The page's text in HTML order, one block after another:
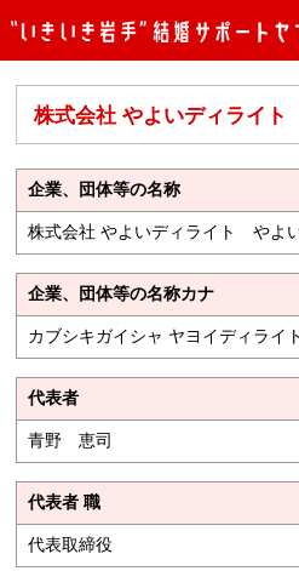
トップペ
入会案内
イベント
よくある
センター
アクセ
お問い合
株式会社 やよいディライ
企業、団体等の名称
株式会社 やよいディライト やよ
企業、団体等の名称カナ
カブシキガイシャ ヤヨイディラ
代表者
青野 恵司
代表者 職
代表取締役